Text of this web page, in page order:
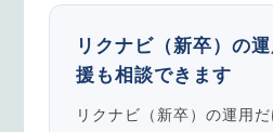
リクナビ（新卒）の
援も相談できます
リクナビ（新卒）の運用